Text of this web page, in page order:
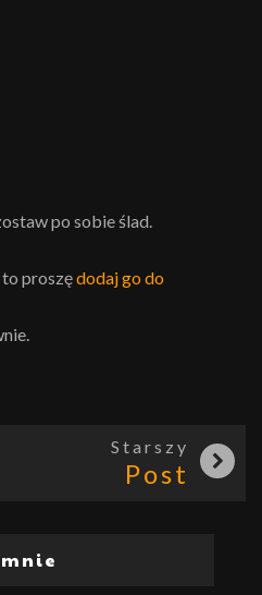
po sobie ślad.
to proszędodaj go do
Starszy
Post
mnie